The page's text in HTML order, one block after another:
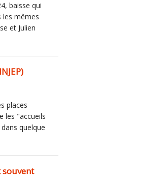
baisse qui
les mêmes
et Julien
places
les "accueils
quelque
souvent